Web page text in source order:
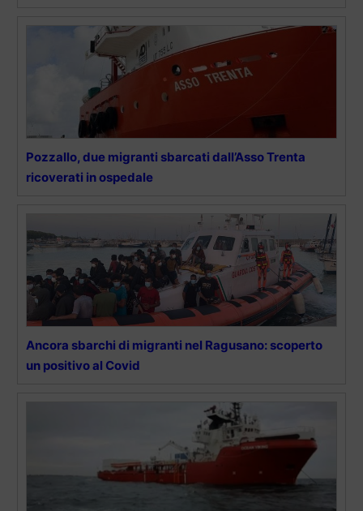
Pozzallo, due migranti sbarcati dall’Asso Trenta
ricoverati in ospedale
Ancora sbarchi di migranti nel Ragusano: scoperto
un positivo al Covid